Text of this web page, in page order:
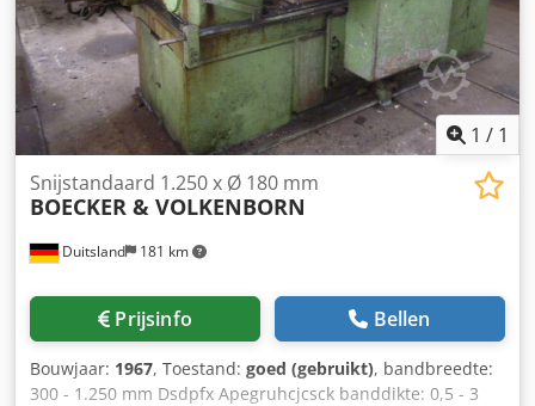
1 / 1
Duitsland 181 km
Snijstandaard 1.250 x Ø 180 mm
BOECKER & VOLKENBORN
Prijsinfo Bellen
Bouwjaar: 1967, Toestand: goed (gebruikt), bandbreedte:
300 - 1.250 mm Dsdpfx Apegruhcjcsck banddikte: 0,5 - 3